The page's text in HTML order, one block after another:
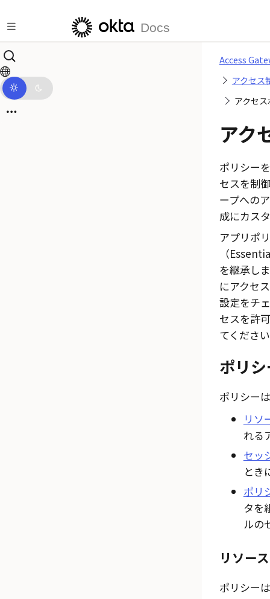
Docs
Access
アクセス
アクセ
アク
ポリシー
セスを制
ープへの
成にカス
アプリポ
（
を継承し
にアクセ
設定をチ
セスを許
てくださ
ポリ
ポリシー
リソ
れる
セッ
とき
ポリ
タを
ルの
リソース
ポリシー